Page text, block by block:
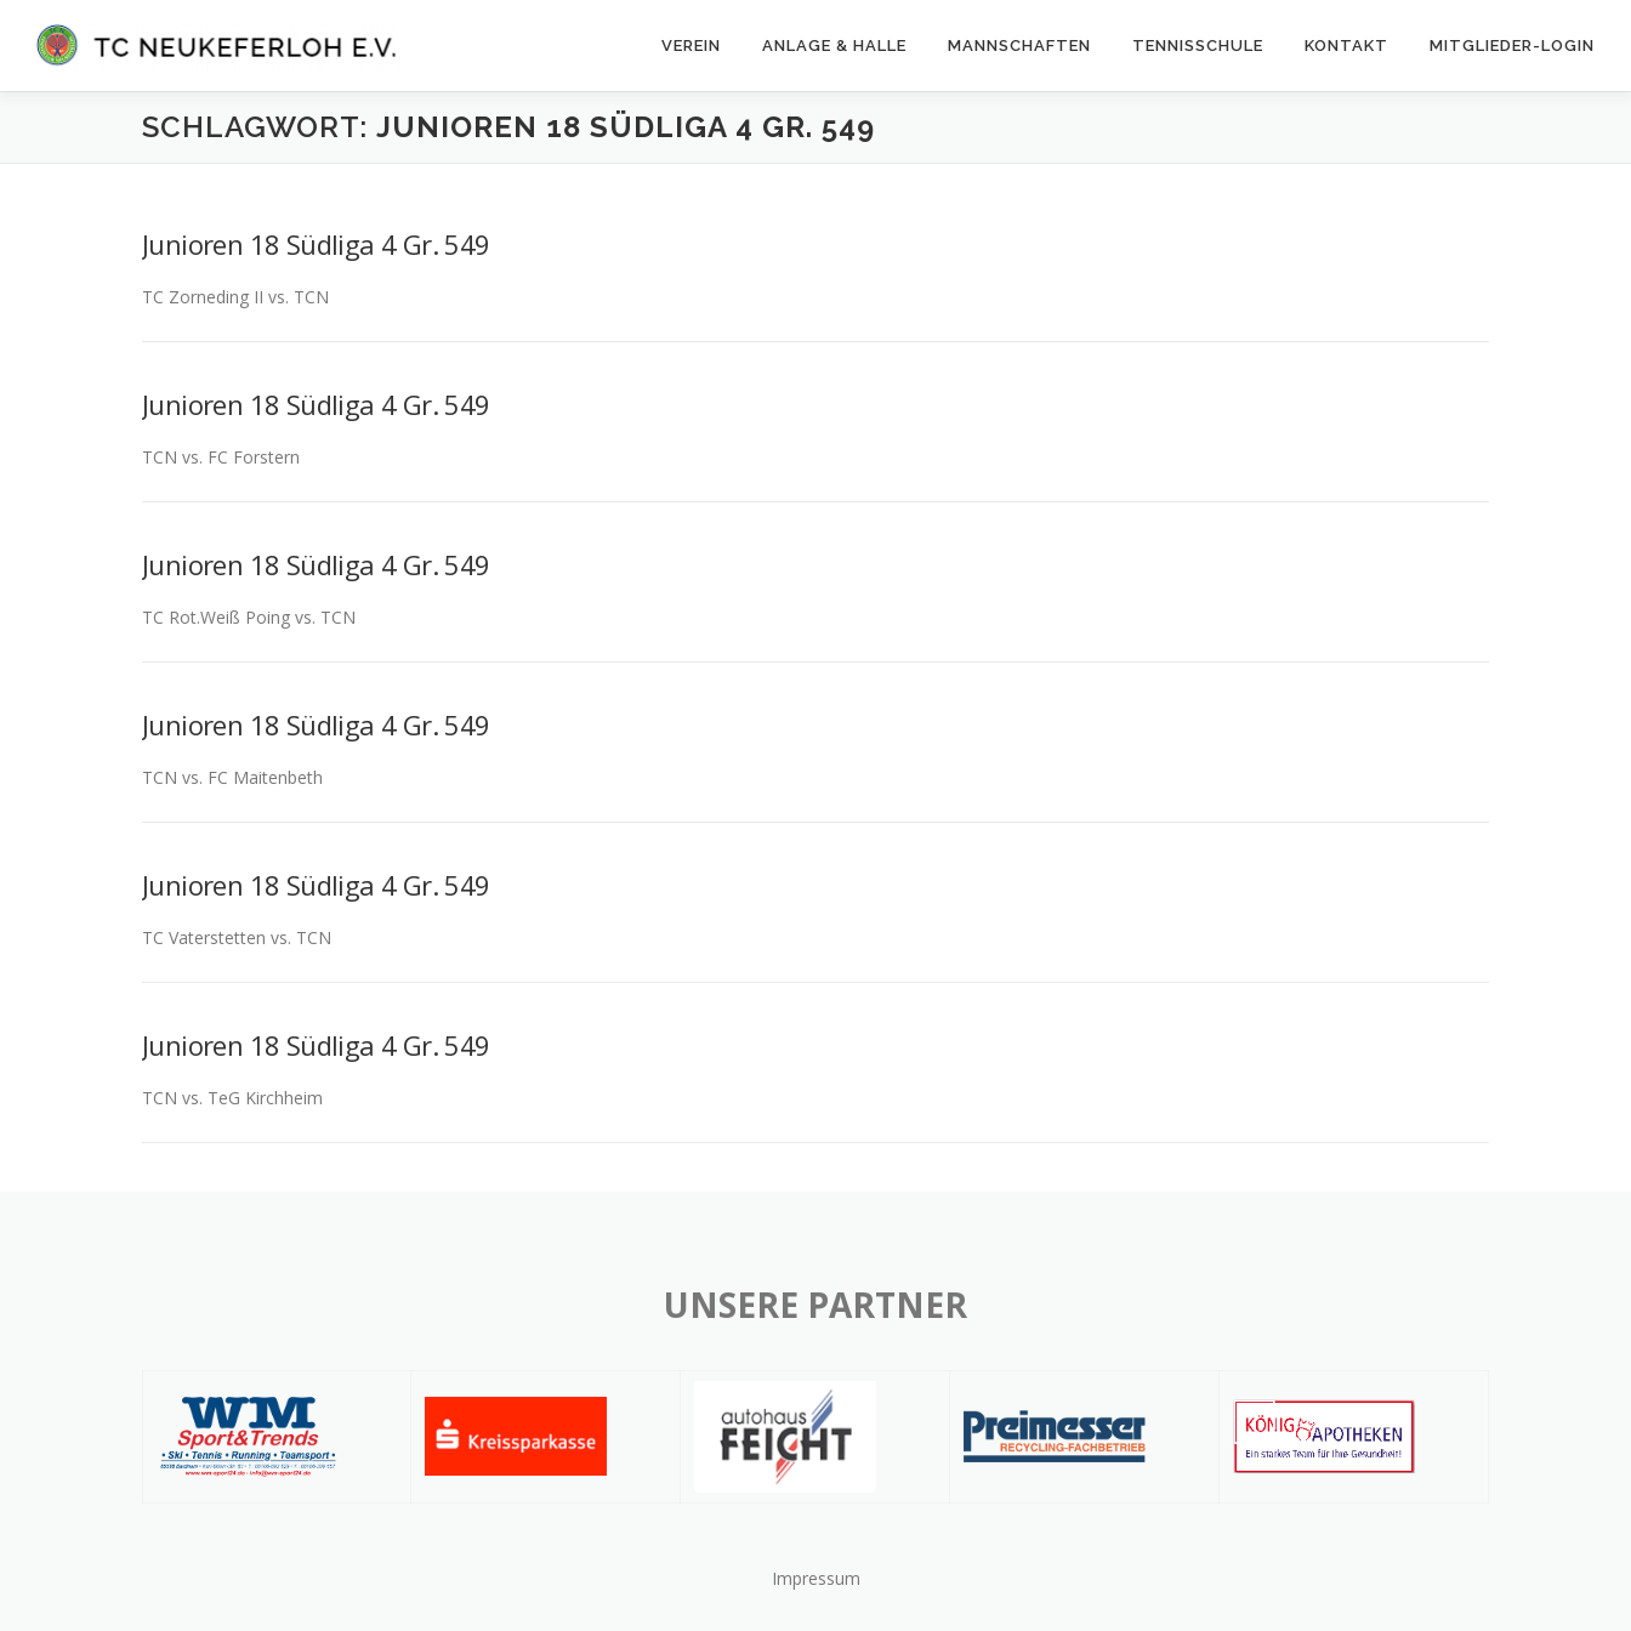
Inhalt
springen
VEREIN ANLAGE & HALLE MANNSCHAFTEN TENNISSCHULE KONTAKT MITGLIEDER-LOGIN
SCHLAGWORT: JUNIOREN 18 SÜDLIGA 4 GR. 549
Junioren 18 Südliga 4 Gr. 549
TC Zorneding II vs. TCN
Junioren 18 Südliga 4 Gr. 549
TCN vs. FC Forstern
Junioren 18 Südliga 4 Gr. 549
TC Rot.Weiß Poing vs. TCN
Junioren 18 Südliga 4 Gr. 549
TCN vs. FC Maitenbeth
Junioren 18 Südliga 4 Gr. 549
TC Vaterstetten vs. TCN
Junioren 18 Südliga 4 Gr. 549
TCN vs. TeG Kirchheim
UNSERE PARTNER
Impressum